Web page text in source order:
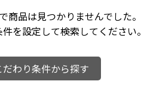
商品は見つかりませんでした。
を設定して検索してください。
だわり条件から探す